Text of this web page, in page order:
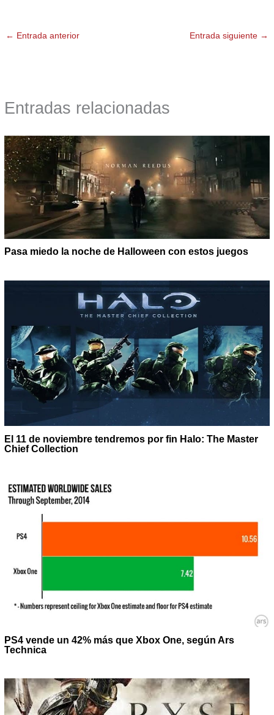
← Entrada anterior Entrada siguiente →
Entradas relacionadas
Pasa miedo la noche de Halloween con estos juegos
El 11 de noviembre tendremos por fin Halo: The Master
Chief Collection
PS4 vende un 42% más que Xbox One, según Ars
Technica